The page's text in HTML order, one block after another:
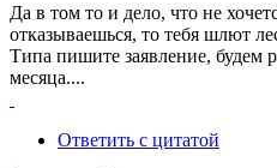
Да в том то и дело, что не
отказываешься, то тебя шлют
Типа пишите заявление, будем
месяца....
Ответить с цитатой